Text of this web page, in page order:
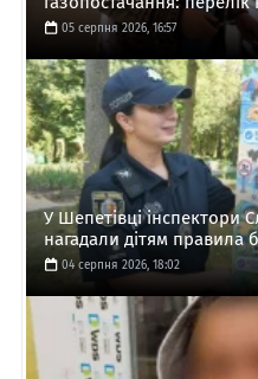
05 серпня 2026, 16:57
У Шепетівці інспектори
нагадали дітям правила
04 серпня 2026, 18:02